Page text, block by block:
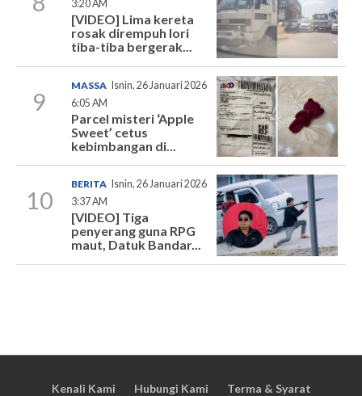
3:20 AM
[VIDEO] Lima kereta
rosak dirempuh lori
tiba-tiba bergerak...
9
MASSA Isnin, 26 Januari 2026
6:05 AM
Parcel misteri ‘Apple
Sweet’ cetus
kebimbangan di...
10
BERITA
Isnin, 26 Januari 2026
3:37 AM
[VIDEO] Tiga
penyerang guna RPG
maut, Datuk Bandar...
Kenali Kami Hubungi Kami Terma & Syarat